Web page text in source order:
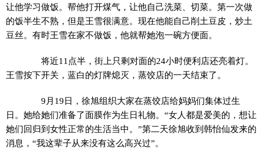
让他学习做饭。帮他打开煤气，让他自己洗菜、切菜。第一次做
的饭半生不熟，但是王雪很满意。现在他能自己削土豆皮，炒土
豆丝。有时王雪在家不做饭，他就帮她泡一碗方便面。
将近11点半，街上只剩对面的24小时便利店还亮着灯。
王雪按下开关，蓝白的灯牌熄灭，蒸饺店的一天结束了。
9月19日，徐旭组织大家在蒸饺店给妈妈们集体过生
日。她给她们准备了面膜作为生日礼物。“女人都是爱美的，想让
她们回归到女性正常的生活当中。”第二天徐旭收到韩怡仙发来的
消息，“我这辈子从来没有这么高兴过”。